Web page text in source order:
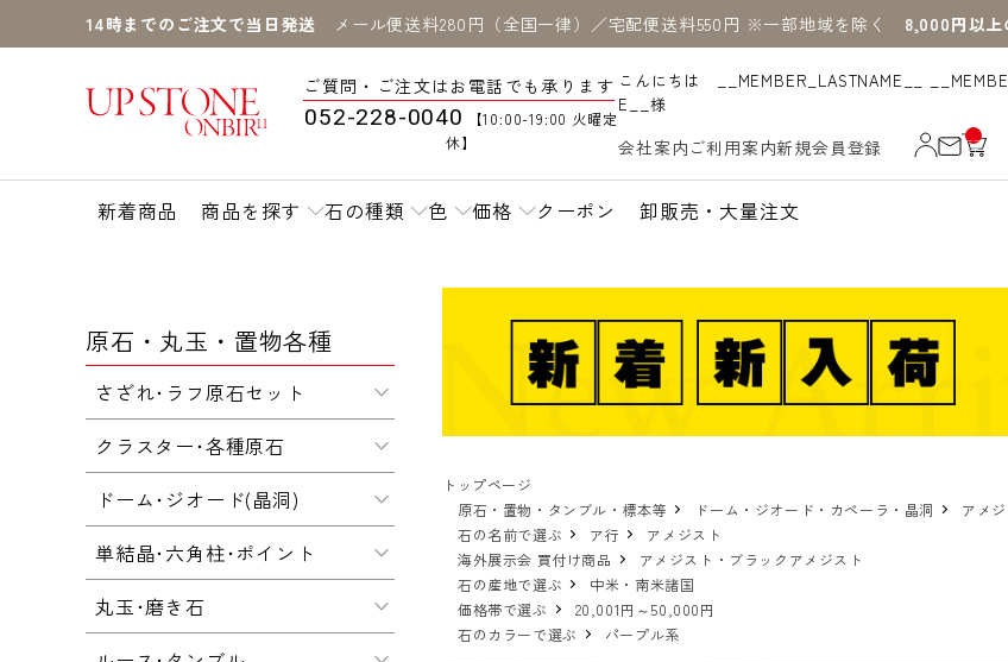
14時までのご注文で当日発送 メール便送料280円（全国一律）／宅配便送料550円 ※一部地域を除く 8,000円以
ご質問・ご注文はお電話でも承ります
052-228-0040
【10:00-19:00 火曜定
休】
こんにちは __MEMBER_LASTNAME__
E__様
会社案内 ご利用案内新規会員登録
__
IT
_C
新着商品 商品を探す 石の種類 色 価格 クーポン 卸販売・大量注文
トップページ
原石・置物・タンブル・標本等
ドーム・ジオード・カペーラ・晶洞
アメ
石の名前で選ぶ
ア行
アメジスト
海外展示会 買付け商品
アメジスト・ブラックアメジスト
石の産地で選ぶ
中米・南米諸国
価格帯で選ぶ
20,001円～50,000円
石のカラーで選ぶ
パープル系
原石・丸玉・置物各種
さざれ･ラフ原石セット
クラスター･各種原石
ドーム･ジオード(晶洞)
単結晶･六角柱･ポイント
丸玉･磨き石